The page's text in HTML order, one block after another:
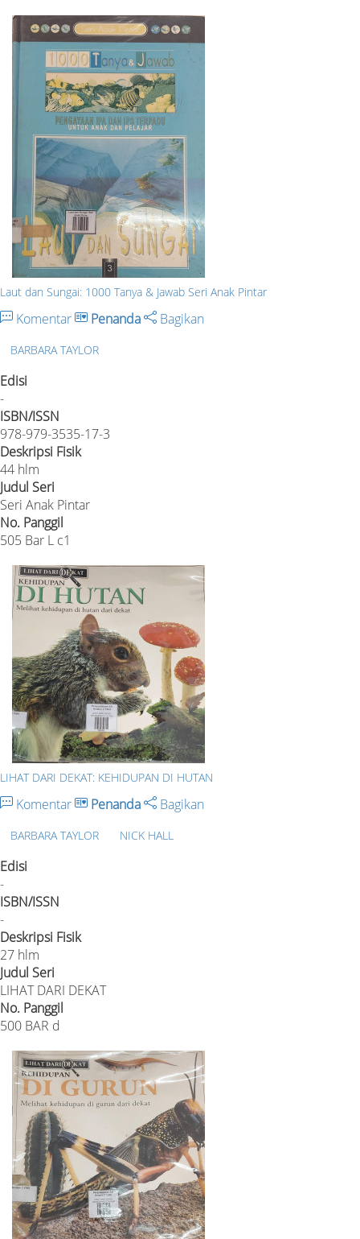
Laut dan Sungai: 1000 Tanya & Jawab Seri Anak Pintar
Komentar Penanda Bagikan
BARBARA TAYLOR
Edisi
-
ISBN/ISSN
978-979-3535-17-3
Deskripsi Fisik
44 hlm
Judul Seri
Seri Anak Pintar
No. Panggil
505 Bar L c1
LIHAT DARI DEKAT: KEHIDUPAN DI HUTAN
Komentar Penanda Bagikan
BARBARA TAYLOR NICK HALL
Edisi
-
ISBN/ISSN
-
Deskripsi Fisik
27 hlm
Judul Seri
LIHAT DARI DEKAT
No. Panggil
500 BAR d